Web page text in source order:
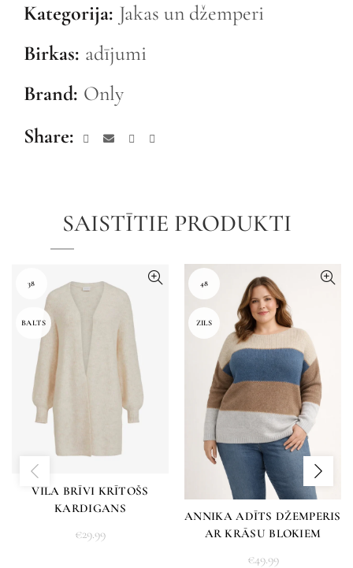
Kategorija: Jakas un džemperi
Birkas: adījumi
Brand: Only
Share
SAISTĪTIE PRODUKTI
38
BALTS
VILA BRĪVI KRĪTOŠS
KARDIGANS
€29.99
48
ZILS
ANNIKA ADĪTS DŽEMPERIS
AR KRĀSU BLOKIEM
€49.99